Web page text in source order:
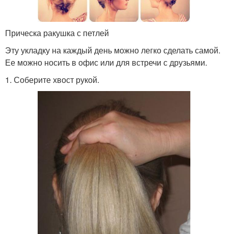
Прическа ракушка с петлей
Эту укладку на каждый день можно легко сделать самой.
Ее можно носить в офис или для встречи с друзьями.
1. Соберите хвост рукой.